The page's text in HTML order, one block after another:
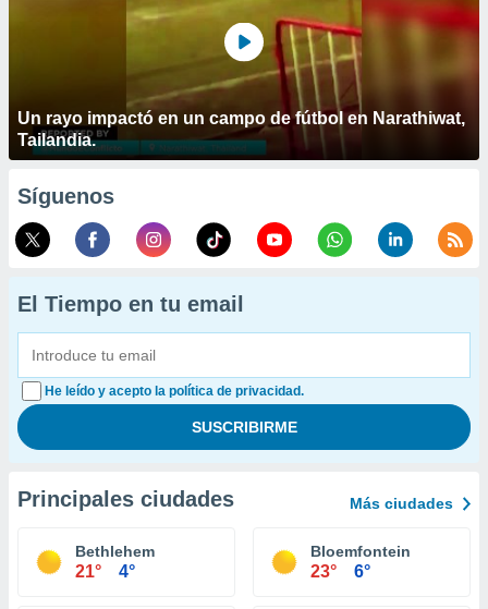
Un rayo impactó en un campo de fútbol en Narathiwat,
Tailandia.
Síguenos
El Tiempo en tu email
He leído y acepto la política de privacidad.
Principales ciudades Más ciudades
Bethlehem
21° 4°
Bloemfontein
23° 6°